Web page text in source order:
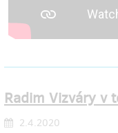
Radim Vizváry v
2.4.2020